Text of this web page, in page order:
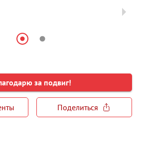
за подвиг!
Поделиться